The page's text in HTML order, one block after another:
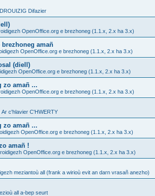
Difazier
OpenOffice.org e brezhoneg (1.1.x, 2.x ha 3.x)
amañ
OpenOffice.org e brezhoneg (1.1.x, 2.x ha 3.x)
(diell)
OpenOffice.org e brezhoneg (1.1.x, 2.x ha 3.x)
zo amañ ...
OpenOffice.org e brezhoneg (1.1.x, 2.x ha 3.x)
Ar c'hlavier C'HWERTY
zo amañ ...
OpenOffice.org e brezhoneg (1.1.x, 2.x ha 3.x)
amañ !
OpenOffice.org e brezhoneg (1.1.x, 2.x ha 3.x)
meziantoù all (frank a wirioù evit an darn vrasañ anezho)
all a-bep seurt